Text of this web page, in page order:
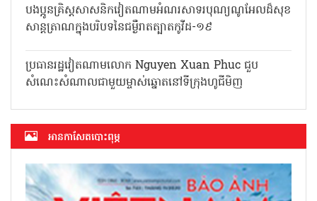
បងប្អូនគ្រិស្តសាសនិកវៀតណាមអំណរសាទរបុណ្យណូអែលដ៏សុខ
សាន្តត្រាណក្នុងបរិបទនៃជម្ងឺរាតត្បាតកូវីដ-១៩
ប្រធានរដ្ឋវៀតណាមលោក Nguyen Xuan Phuc ជួប
សំណេះសំណាលជាមួយម្ចាស់ឆ្នោតនៅទីក្រុងហូជីមិញ
អាន​កាសែត​បោះពុម្ភ